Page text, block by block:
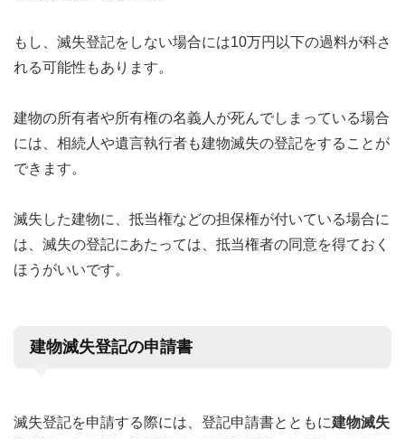
もし、滅失登記をしない場合には10万円以下の過料が科さ
れる可能性もあります。
建物の所有者や所有権の名義人が死んでしまっている場合
には、相続人や遺言執行者も建物滅失の登記をすることが
できます。
滅失した建物に、抵当権などの担保権が付いている場合に
は、滅失の登記にあたっては、抵当権者の同意を得ておく
ほうがいいです。
建物滅失登記の申請書
滅失登記を申請する際には、登記申請書とともに建物滅失